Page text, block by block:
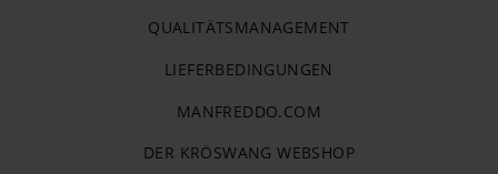
QUALITÄTSMANAGEMENT
LIEFERBEDINGUNGEN
MANFREDDO.COM
DER KRÖSWANG WEBSHOP